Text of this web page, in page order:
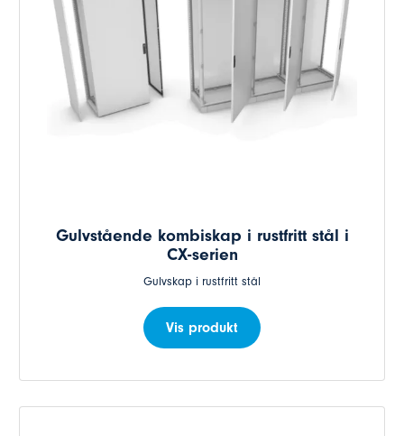
Gulvstående kombiskap i rustfritt stål i
CX-serien
Gulvskap i rustfritt stål
Vis produkt